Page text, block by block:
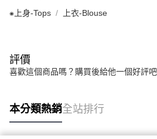
⁕上身-Tops 上衣-Blouse
評價
喜歡這個商品嗎？購買後給他一個好評吧
本分類熱銷全站排行